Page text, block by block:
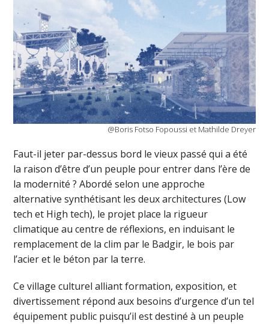
@Boris Fotso Fopoussi et Mathilde Dreyer
Faut-il jeter par-dessus bord le vieux passé qui a été
la raison d’être d’un peuple pour entrer dans l’ère de
la modernité ? Abordé selon une approche
alternative synthétisant les deux architectures (Low
tech et High tech), le projet place la rigueur
climatique au centre de réflexions, en induisant le
remplacement de la clim par le Badgir, le bois par
l’acier et le béton par la terre.
Ce village culturel alliant formation, exposition, et
divertissement répond aux besoins d’urgence d’un tel
équipement public puisqu’il est destiné à un peuple